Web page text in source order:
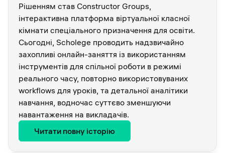
Рішенням став Constructor Groups,
інтерактивна платформа віртуальної класної
кімнати спеціального призначення для освіти.
Сьогодні, Scholege проводить надзвичайно
захопливі онлайн-заняття із використанням
інструментів для спільної роботи в режимі
реального часу, повторно використовуваних
workflows для уроків, та детальної аналітики
навчання, водночас суттєво зменшуючи
навантаження на викладачів.
Читати повну історію